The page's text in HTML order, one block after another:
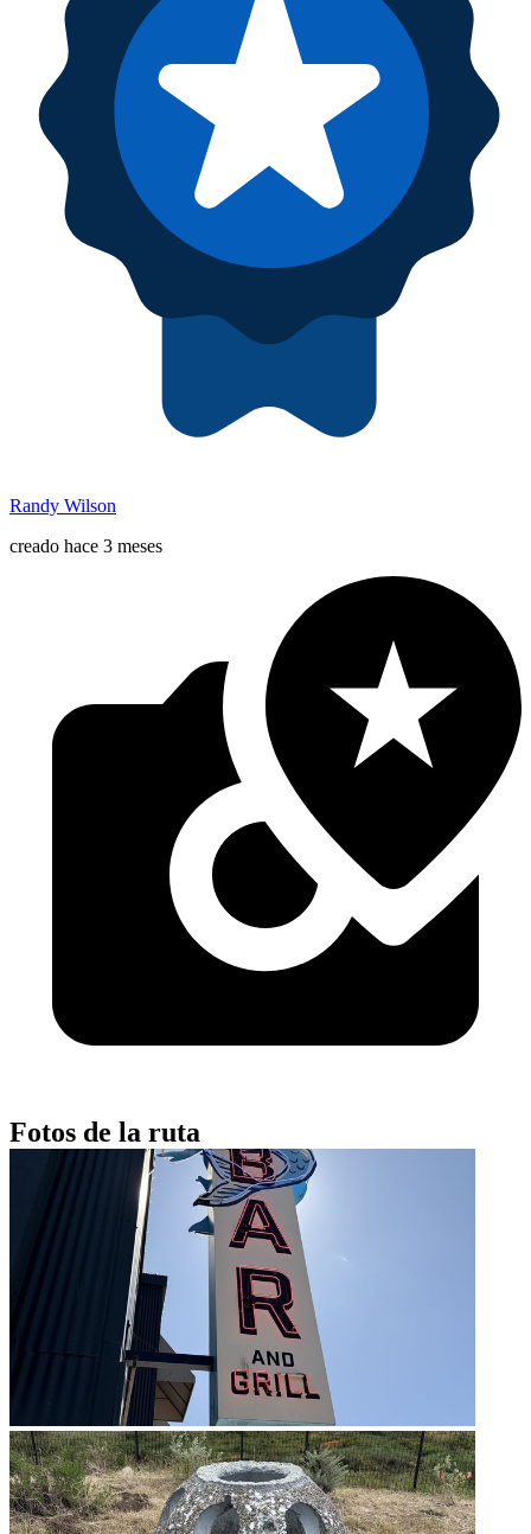
Randy Wilson
creado hace 3 meses
Fotos de la ruta